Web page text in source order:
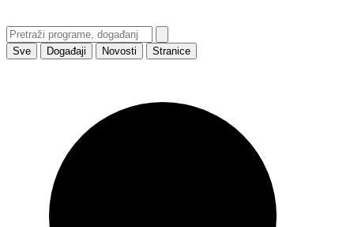
Sve Događaji Novosti Stranice